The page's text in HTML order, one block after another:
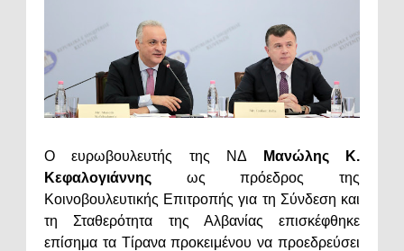
Ο ευρωβουλευτής της ΝΔ
Μανώλης Κ.
Κεφαλογιάννης ως πρόεδρος της
Κοινοβουλευτικής Επιτροπής για τη Σύνδεση και
τη Σταθερότητα της Αλβανίας επισκέφθηκε
επίσημα τα Τίρανα προκειμένου να προεδρεύσει